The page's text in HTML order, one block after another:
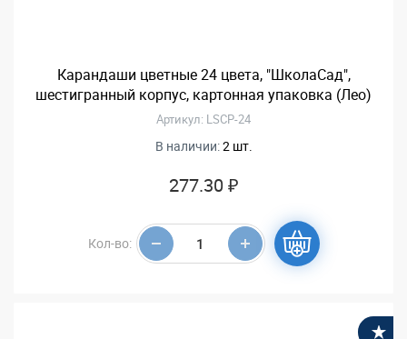
Карандаши цветные 24 цвета, "ШколаСад",
шестигранный корпус, картонная упаковка (Лео)
Артикул: LSCP-24
В наличии:2 шт.
277.30 ₽
Кол-во: